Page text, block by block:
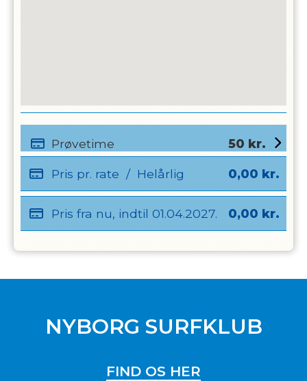
Prøvetime 50 kr.
Pris pr. rate / Helårlig 0,00 kr.
Pris fra nu, indtil 01.04.2027. 0,00 kr.
NYBORG SURFKLUB
FIND OS HER